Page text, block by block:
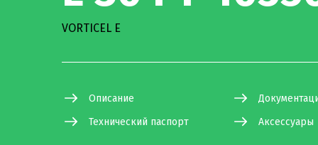
VORTICEL E
Описание
Технический паспорт
Аксессуары